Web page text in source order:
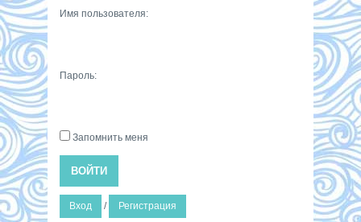
Имя пользователя:
Пароль:
Запомнить меня
ВОЙТИ
Вход / Регистрация